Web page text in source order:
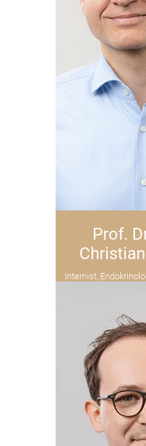
Prof.
Internist,